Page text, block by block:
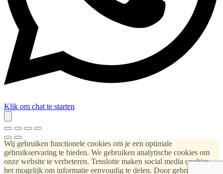
Klik om chat te starten
Wij gebruiken functionele cookies om je een optimale
gebruikservaring te bieden. We gebruiken analytische cookies om
onze website te verbeteren. Tenslotte maken social media cookies
het mogelijk om informatie eenvoudig te delen. Door gebruik te